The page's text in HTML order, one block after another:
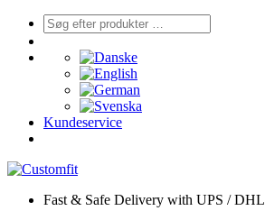
Kundeservice
Fast & Safe Delivery with UPS / DHL